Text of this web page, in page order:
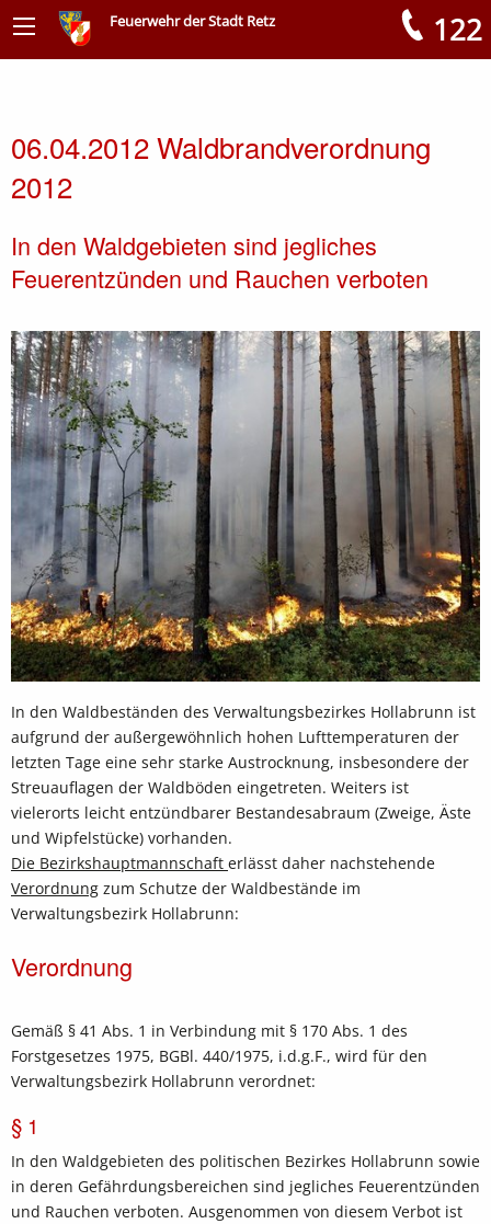
Feuerwehr der Stadt Retz 122
06.04.2012 Waldbrandverordnung
2012
In den Waldgebieten sind jegliches
Feuerentzünden und Rauchen verboten
In den Waldbeständen des Verwaltungsbezirkes Hollabrunn ist
aufgrund der außergewöhnlich hohen Lufttemperaturen der
letzten Tage eine sehr starke Austrocknung, insbesondere der
Streuauflagen der Waldböden eingetreten. Weiters ist
vielerorts leicht entzündbarer Bestandesabraum (Zweige, Äste
und Wipfelstücke) vorhanden.
Die Bezirkshauptmannschaft erlässt daher nachstehende
Verordnung zum Schutze der Waldbestände im
Verwaltungsbezirk Hollabrunn:
Verordnung
Gemäß § 41 Abs. 1 in Verbindung mit § 170 Abs. 1 des
Forstgesetzes 1975, BGBl. 440/1975, i.d.g.F., wird für den
Verwaltungsbezirk Hollabrunn verordnet:
§ 1
In den Waldgebieten des politischen Bezirkes Hollabrunn sowie
in deren Gefährdungsbereichen sind jegliches Feuerentzünden
und Rauchen verboten. Ausgenommen von diesem Verbot ist